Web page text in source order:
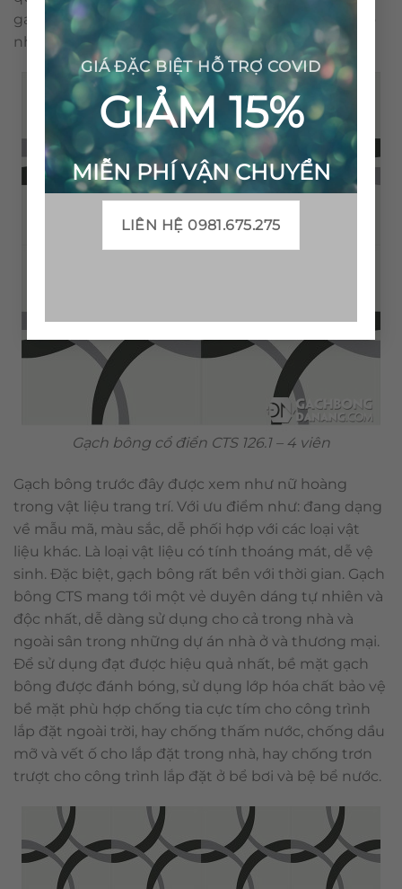
GIÁ ĐẶC BIỆT HỖ TRỢ COVID
GIẢM 15%
MIỄN PHÍ VẬN CHUYỂN
LIÊN HỆ 0981.675.275
gạch bông được sản xuất thủ công không gây ra ô
nhiễm môi trường.
Gạch bông cổ điển CTS 126.1 – 4 viên
Gạch bông trước đây được xem như nữ hoàng
trong vật liệu trang trí. Với ưu điểm như: đang dạng
về mẫu mã, màu sắc, dễ phối hợp với các loại vật
liệu khác. Là loại vật liệu có tính thoáng mát, dễ vệ
sinh. Đặc biệt, gạch bông rất bền với thời gian. Gạch
bông CTS mang tới một vẻ duyên dáng tự nhiên và
độc nhất, dễ dàng sử dụng cho cả trong nhà và
ngoài sân trong những dự án nhà ở và thương mại.
Để sử dụng đạt được hiệu quả nhất, bề mặt gạch
bông được đánh bóng, sử dụng lớp hóa chất bảo vệ
bề mặt phù hợp chống tia cực tím cho công trình
lắp đặt ngoài trời, hay chống thấm nước, chống dầu
mỡ và vết ố cho lắp đặt trong nhà, hay chống trơn
trượt cho công trình lắp đặt ở bể bơi và bệ bể nước.